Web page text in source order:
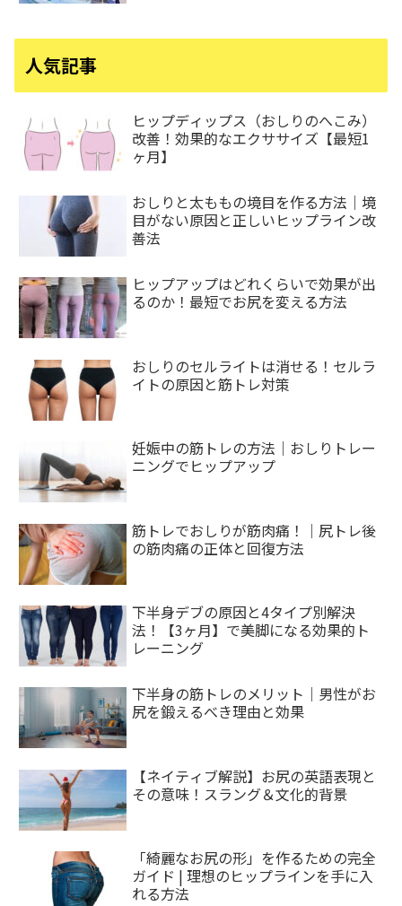
人気記事
ヒップディップス（おしりのへこみ）
改善！効果的なエクササイズ【最短1
ヶ月】
おしりと太ももの境目を作る方法｜境
目がない原因と正しいヒップライン改
善法
ヒップアップはどれくらいで効果が出
るのか！最短でお尻を変える方法
おしりのセルライトは消せる！セルラ
イトの原因と筋トレ対策
妊娠中の筋トレの方法｜おしりトレー
ニングでヒップアップ
筋トレでおしりが筋肉痛！｜尻トレ後
の筋肉痛の正体と回復方法
下半身デブの原因と4タイプ別解決
法！【3ヶ月】で美脚になる効果的ト
レーニング
下半身の筋トレのメリット｜男性がお
尻を鍛えるべき理由と効果
【ネイティブ解説】お尻の英語表現と
その意味！スラング＆文化的背景
「綺麗なお尻の形」を作るための完全
ガイド | 理想のヒップラインを手に入
れる方法